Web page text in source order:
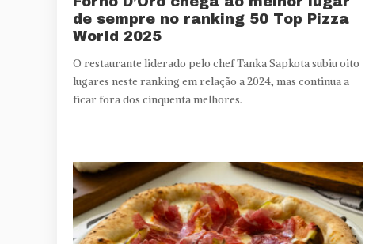
de sempre no ranking 50 Top Pizza
World 2025
O restaurante liderado pelo chef Tanka Sapkota subiu oito
lugares neste ranking em relação a 2024, mas continua a
ficar fora dos cinquenta melhores.